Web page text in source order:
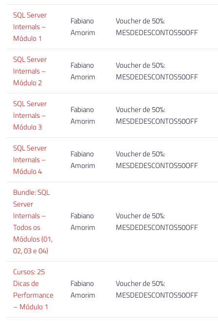
SQL Server
Internals –
Módulo 1
Fabiano
Amorim
Voucher de 50%:
MESDEDESCONTOS50OFF
SQL Server
Internals –
Módulo 2
Fabiano
Amorim
Voucher de 50%:
MESDEDESCONTOS50OFF
SQL Server
Internals –
Módulo 3
Fabiano
Amorim
Voucher de 50%:
MESDEDESCONTOS50OFF
SQL Server
Internals –
Módulo 4
Fabiano
Amorim
Voucher de 50%:
MESDEDESCONTOS50OFF
Bundle: SQL
Server
Internals –
Todos os
Módulos (01,
02, 03 e 04)
Fabiano
Amorim
Voucher de 50%:
MESDEDESCONTOS50OFF
Cursos: 25
Dicas de
Performance
– Módulo 1
Fabiano
Amorim
Voucher de 50%:
MESDEDESCONTOS50OFF